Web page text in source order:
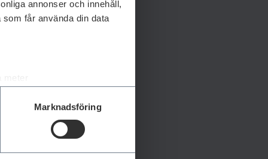
annonser och innehåll,
får använda din data
. Du kan ändra
funktioner för
Marknadsföring